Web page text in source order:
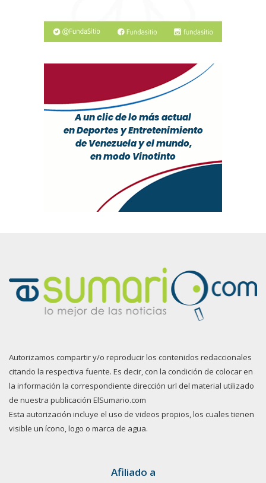
Autorizamos compartir y/o reproducir los contenidos redaccionales
citando la respectiva fuente. Es decir, con la condición de colocar en
la información la correspondiente dirección url del material utilizado
de nuestra publicación ElSumario.com
Esta autorización incluye el uso de videos propios, los cuales tienen
visible un ícono, logo o marca de agua.
Afiliado a